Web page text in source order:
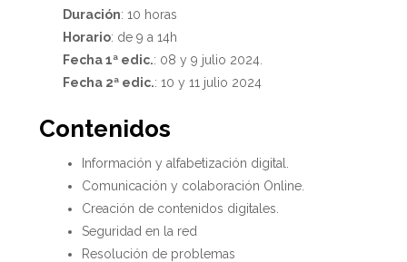
Duración: 10 horas
Horario: de 9 a 14h
Fecha 1ª edic.: 08 y 9 julio 2024.
Fecha 2ª edic.: 10 y 11 julio 2024
Contenidos
Información y alfabetización digital.
Comunicación y colaboración Online.
Creación de contenidos digitales.
Seguridad en la red
Resolución de problemas